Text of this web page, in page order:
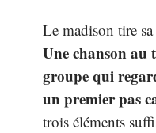
Le madison tire
Une chanson au
groupe qui
un premier pas
trois éléments